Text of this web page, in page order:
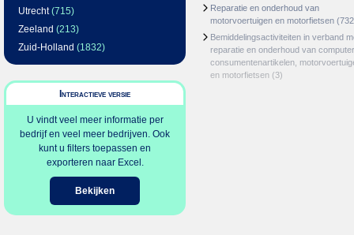
Utrecht(715)
Zeeland (213)
Zuid-Holland (1832)
Interactieve versie
U vindt veel meer informatie per
bedrijf en veel meer bedrijven. Ook
kunt u filters toepassen en
exporteren naar Excel.
Bekijken
Reparatie en onderhoud van
motorvoertuigen en motorfietsen
Bemiddelingsactiviteiten in verband
reparatie en onderhoud van
consumentenartikelen,
en motorfietsen (3)